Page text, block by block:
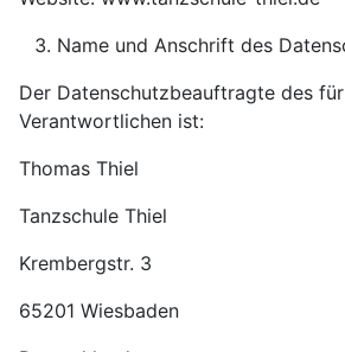
Name und Anschrift des
Der Datenschutzbeauftragte des
Verantwortlichen ist:
Thomas Thiel
Tanzschule Thiel
Krembergstr. 3
65201 Wiesbaden